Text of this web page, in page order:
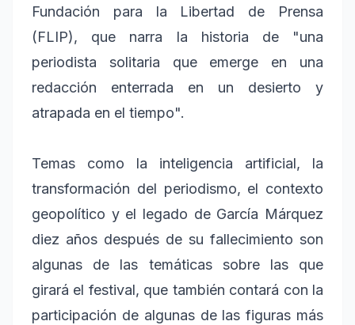
Fundación para la Libertad de Prensa
(FLIP), que narra la historia de "una
periodista solitaria que emerge en una
redacción enterrada en un desierto y
atrapada en el tiempo".
Temas como la inteligencia artificial, la
transformación del periodismo, el contexto
geopolítico y el legado de García Márquez
diez años después de su fallecimiento son
algunas de las temáticas sobre las que
girará el festival, que también contará con la
participación de algunas de las figuras más